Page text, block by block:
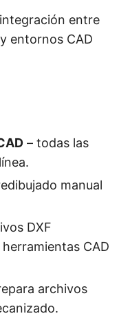
entre
entornos CAD
– todas las
manual
DXF
CAD
archivos